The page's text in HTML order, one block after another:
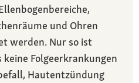
und Ohren
werden. Nur so ist
Folgeerkrankungen
Hautentzündung